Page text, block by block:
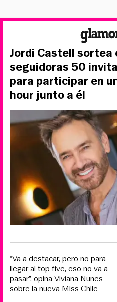
Jordi Castell sortea
seguidoras 50
para participar en
hour junto a él
“Va a destacar, pero no para
llegar al top five, eso no va a
pasar”, opina Viviana Nunes
sobre la nueva Miss Chile